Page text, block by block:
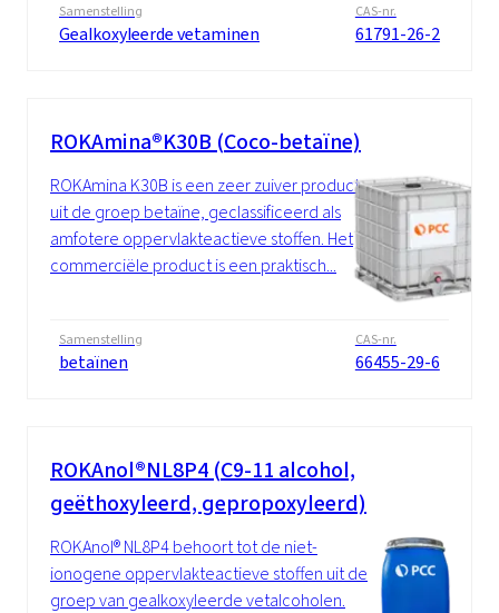
Samenstelling
Gealkoxyleerde vetaminen
CAS-nr.
61791-26-2
ROKAmina®K30B (Coco-betaïne)
ROKAmina K30B is een zeer zuiver product
uit de groep betaïne, geclassificeerd als
amfotere oppervlakteactieve stoffen. Het
commerciële product is een praktisch...
Samenstelling
betaïnen
CAS-nr.
66455-29-6
ROKAnol®NL8P4 (C9-11 alcohol,
geëthoxyleerd, gepropoxyleerd)
ROKAnol® NL8P4 behoort tot de niet-
ionogene oppervlakteactieve stoffen uit de
groep van gealkoxyleerde vetalcoholen.